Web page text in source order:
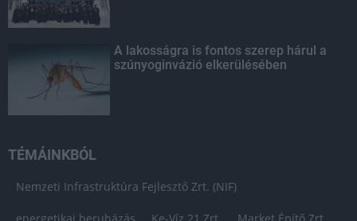
A lakosságra is fontos szerep hárul a
szúnyoginvázió elkerülésében
TÉMÁINKBÓL
Nemzeti Infrastruktúra Fejlesztő Zrt. (NIF)
energetikai beruházás Ke-Víz 21 Zrt. Market Építő Zrt.